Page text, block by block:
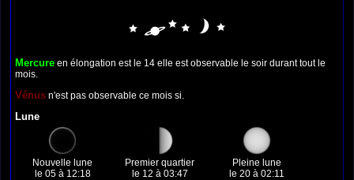
Mercure en élongation est le 14 elle est observable le soir durant tout le
mois.
Vénus n'est pas observable ce mois si.
Lune
Nouvelle lune
le 05 à 12:18
Premier quartier
le 12 à 03:47
Pleine lune
le 20 à 02:11